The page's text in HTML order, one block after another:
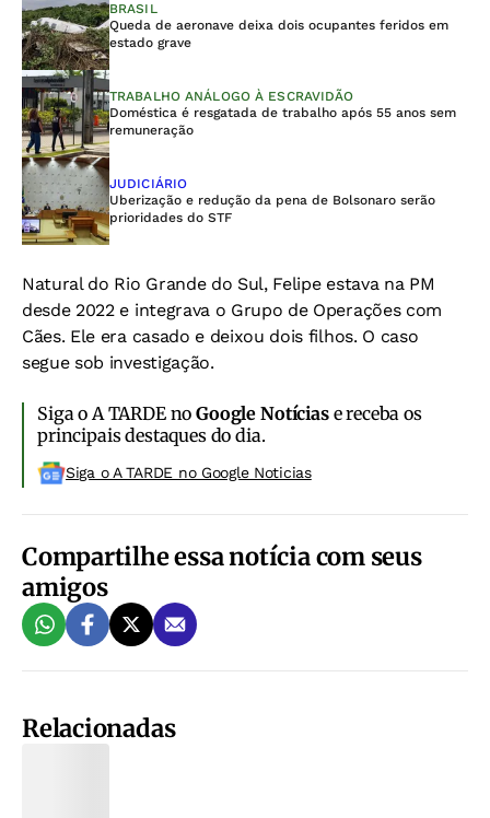
BRASIL
Queda de aeronave deixa dois ocupantes feridos em
estado grave
TRABALHO ANÁLOGO À ESCRAVIDÃO
Doméstica é resgatada de trabalho após 55 anos sem
remuneração
JUDICIÁRIO
Uberização e redução da pena de Bolsonaro serão
prioridades do STF
Natural do Rio Grande do Sul, Felipe estava na PM
desde 2022 e integrava o Grupo de Operações com
Cães. Ele era casado e deixou dois filhos. O caso
segue sob investigação.
Siga o A TARDE noGoogle Notíciase receba os
principais destaques do dia.
Siga o A TARDE no Google Noticias
Compartilhe essa notícia com seus
amigos
Relacionadas